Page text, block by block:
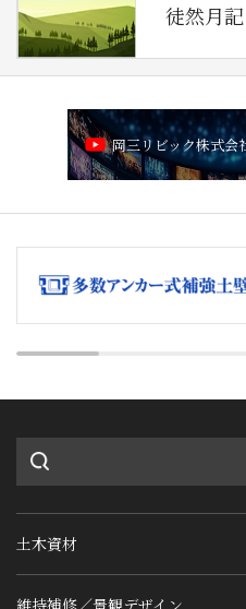
徒然月記
岡三リビック株式
土木資材
維持補修／景観デザイン